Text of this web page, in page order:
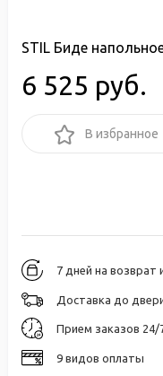
STIL Биде
6 525 руб.
В избранное
7 дней на возврат
Доставка до
Прием заказов 24/
9 видов оплаты